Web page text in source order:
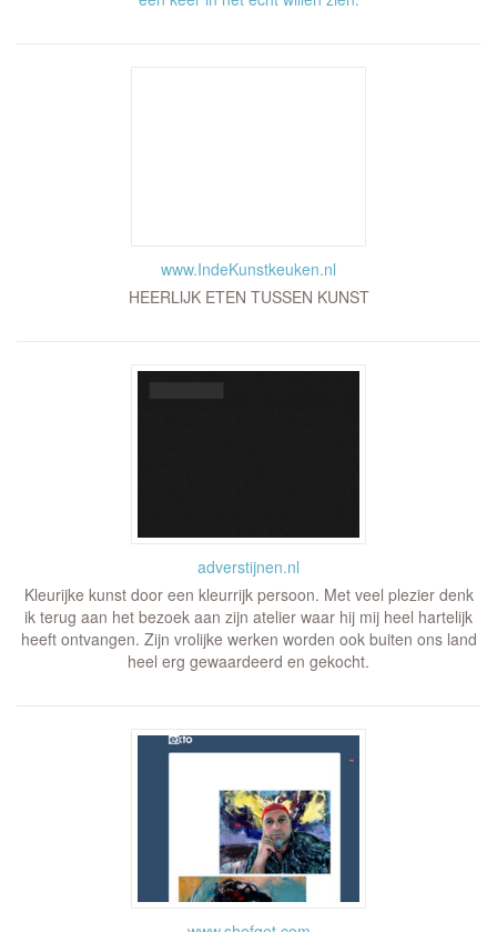
www.IndeKunstkeuken.nl
HEERLIJK ETEN TUSSEN KUNST
adverstijnen.nl
Kleurijke kunst door een kleurrijk persoon. Met veel plezier denk
ik terug aan het bezoek aan zijn atelier waar hij mij heel hartelijk
heeft ontvangen. Zijn vrolijke werken worden ook buiten ons land
heel erg gewaardeerd en gekocht.